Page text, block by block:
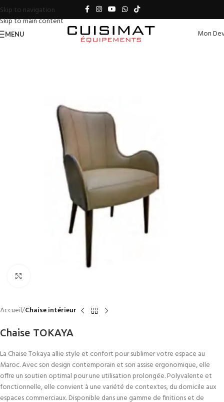
Skip to navigation
Skip to main content
MENU Mon
Accueil Chaise intérieur
Chaise TOKAYA
La Chaise Tokaya allie style et confort pour sublimer votre espace au
Maroc. Avec son design contemporain et son assise ergonomique, elle
offre un soutien optimal pour une utilisation prolongée. Polyvalente et
fonctionnelle, elle convient à une variété de contextes, du domicile aux
espaces commerciaux. Disponible dans une gamme de finitions et de